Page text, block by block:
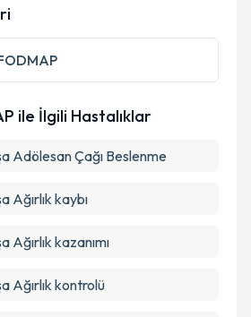
işlenmesine ilişkinAydınlatma
ve kişisel verilerimin belirtilen
kabul ediyorum.
Talebini Gönder
ile İlgili Hastalıklar
Adölesan Çağı Beslenme
kaybı
kazanımı
Ağırlık kontrolü